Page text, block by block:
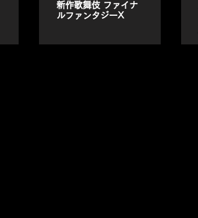
新作歌舞伎 ファイナ
ルファンタジーX